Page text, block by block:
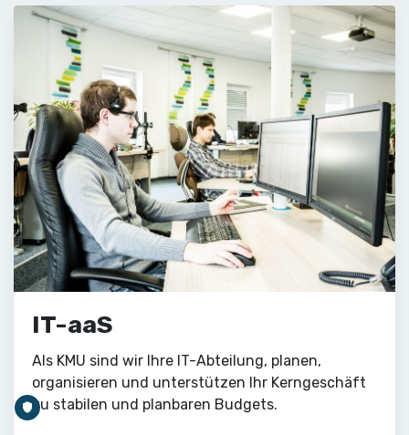
IT-aaS
Als KMU sind wir Ihre IT-Abteilung, planen,
organisieren und unterstützen Ihr Kerngeschäft
zu stabilen und planbaren Budgets.